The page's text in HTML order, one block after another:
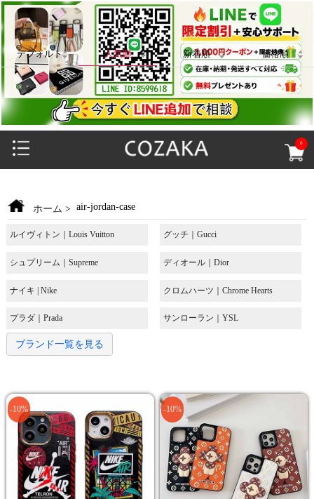
0
デフォルト 人気順 新着順 価格順
ホーム > air-jordan-case
ルイヴィトン｜Louis Vuitton グッチ｜Gucci
シュプリーム｜Supreme ディオール｜Dior
ナイキ | Nike クロムハーツ｜Chrome Hearts
プラダ｜Prada サンローラン｜YSL
ブランド一覧を見る
-10% -10%